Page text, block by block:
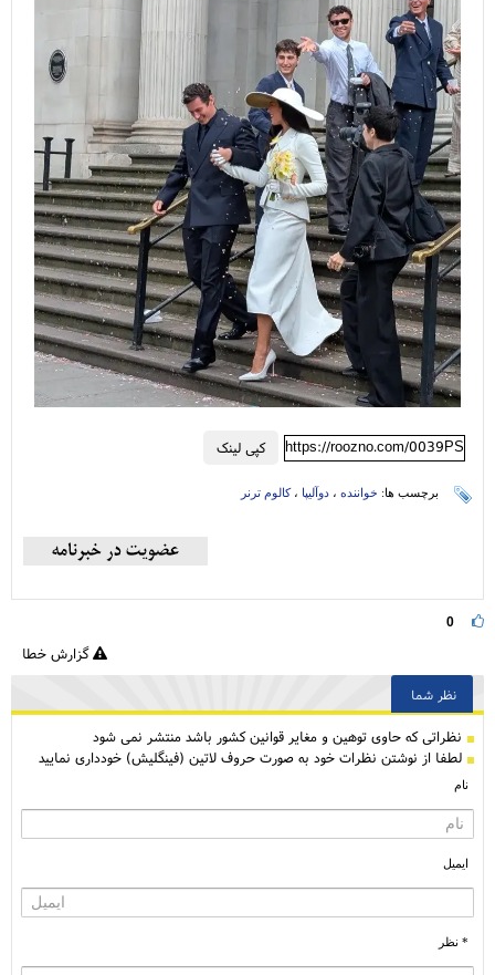
کپی لینک https://roozno.com/0039PS
برچسب ها: خواننده ، دوآلیپا ،کالوم ترنر
0
گزارش خطا
نظر شما
نظراتی كه حاوی توهین و مغایر قوانین کشور باشد منتشر نمی شود
لطفا از نوشتن نظرات خود به صورت حروف لاتین (فینگلیش) خودداری نمایید
نام
ایمیل
* نظر